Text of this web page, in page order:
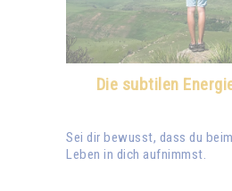
Die subtilen
Sei dir bewusst, dass du
Leben in dich aufnimmst.